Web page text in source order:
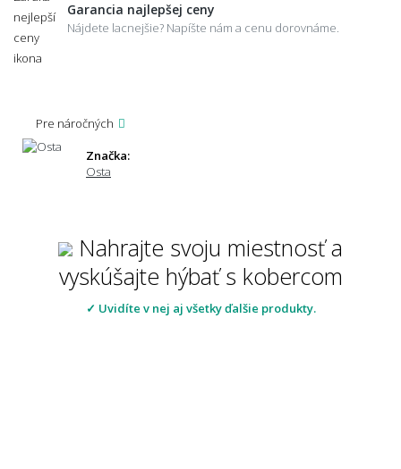
Garancia najlepšej ceny
Nájdete lacnejšie? Napíšte nám a cenu dorovnáme.
Pre náročných
Značka:
Osta
Nahrajte svoju miestnosť a
vyskúšajte hýbať s kobercom
✓ Uvidíte v nej aj všetky ďalšie produkty.